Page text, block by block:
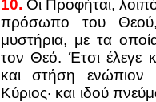
10. Οι Προφήται,
πρόσωπο του Θεού,
μυστήρια, με τα
τον Θεό. Έτσι έλεγε
και στήση ενώπιον
Κύριος· και ιδού